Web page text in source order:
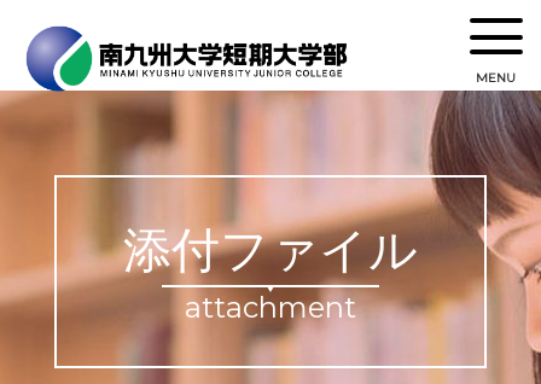
MENU
添付ファイル
attachment